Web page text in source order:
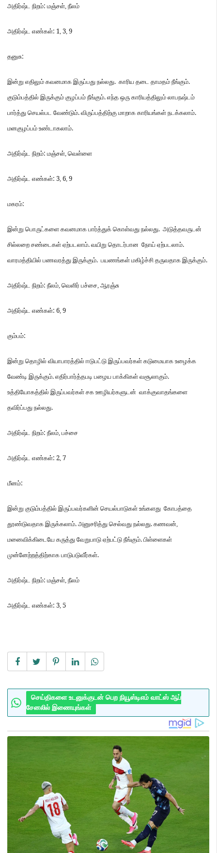
அதிர்ஷ்ட நிறம்: மஞ்சள், நீலம்
அதிர்ஷ்ட எண்கள்: 1, 3, 9
தனுசு:
இன்று எதிலும் கவனமாக இருப்பது நல்லது. காரிய தடை தாமதம் நீங்கும்.
குடும்பத்தில் இருக்கும் குழப்பம் நீங்கும். எந்த ஒரு காரியத்திலும் லாபநஷ்டம்
பார்த்து செயல்பட வேண்டும். விருப்பத்திற்கு மாறாக காரியங்கள் நடக்கலாம்.
மனகுழப்பம் உண்டாகலாம்.
அதிர்ஷ்ட நிறம்: மஞ்சள், வெள்ளை
அதிர்ஷ்ட எண்கள்: 3, 6, 9
மகரம்:
இன்று பொருட்களை கவனமாக பார்த்துக் கொள்வது நல்லது. அடுத்தவருடன்
சில்லறை சண்டைகள் ஏற்படலாம். வயிறு தொடர்பான நோய் ஏற்படலாம்.
வாரமத்தியில் பணவரத்து இருக்கும். பயணங்கள் மகிழ்ச்சி தருவதாக இருக்கும்.
அதிர்ஷ்ட நிறம்: நீலம், வெளிர் பச்சை, ஆரஞ்சு
அதிர்ஷ்ட எண்கள்: 6, 9
கும்பம்:
இன்று தொழில் வியாபாரத்தில் ஈடுபட்டு இருப்பவர்கள் கடுமையாக உழைக்க
வேண்டி இருக்கும். எதிர்பார்த்தபடி பழைய பாக்கிகள் வசூலாகும்.
உத்தியோகத்தில் இருப்பவர்கள் சக ஊழியர்களுடன் வாக்குவாதங்களை
தவிர்ப்பது நல்லது.
அதிர்ஷ்ட நிறம்: நீலம், பச்சை
அதிர்ஷ்ட எண்கள்: 2, 7
மீனம்:
இன்று குடும்பத்தில் இருப்பவர்களின் செயல்பாடுகள் உங்களது கோபத்தை
தூண்டுவதாக இருக்கலாம். அனுசரித்து செல்வது நல்லது. கணவன்,
மனைவிக்கிடையே கருத்து வேறுபாடு ஏற்பட்டு நீங்கும். பிள்ளைகள்
முன்னேற்றத்திற்காக பாடுபடுவீர்கள்.
அதிர்ஷ்ட நிறம்: மஞ்சள், நீலம்
அதிர்ஷ்ட எண்கள்: 3, 5
செய்திகளை உடனுக்குடன் பெற நியூஸ்டிஎம் வாட்ஸ் ஆப்
சேனலில் இணையுங்கள்